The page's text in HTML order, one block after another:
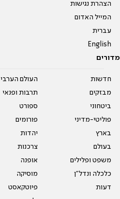
הצהרת נגישות
המייל האדום
עברית
English
מדורים
חדשות
מבזקים
ביטחוני
פוליטי-מדיני
בארץ
בעולם
משפט ופלילים
כלכלה ונדל"ן
דעות
העולם הערבי
תרבות ופנאי
ספורט
פורומים
יהדות
צרכנות
אופנה
מוסיקה
פיוטקאסט